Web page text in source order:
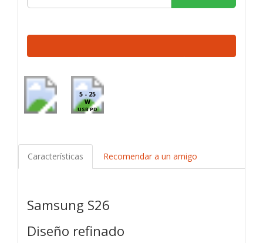
5 - 25
W
USB PD
Características Recomendar a un amigo
Samsung S26
Diseño refinado